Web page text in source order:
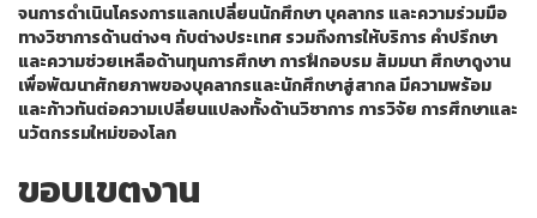
จนการดำเนินโครงการแลกเปลี่ยนนักศึกษา บุคลากร และความร่วมมือ
ทางวิชาการด้านต่างๆ กับต่างประเทศ รวมถึงการให้บริการ คำปรึกษา
และความช่วยเหลือด้านทุนการศึกษา การฝึกอบรม สัมมนา ศึกษาดูงาน
เพื่อพัฒนาศักยภาพของบุคลากรและนักศึกษาสู่สากล มีความพร้อม
และก้าวทันต่อความเปลี่ยนแปลงทั้งด้านวิชาการ การวิจัย การศึกษาและ
นวัตกรรมใหม่ของโลก
ขอบเขตงาน